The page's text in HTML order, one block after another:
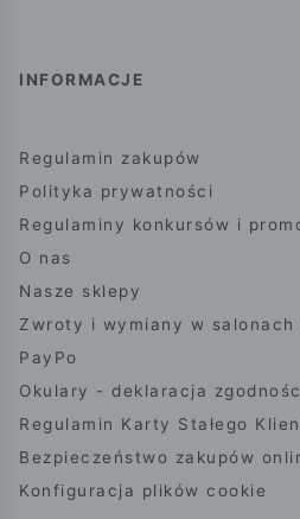
INFORMACJE
Regulamin zakupów
Polityka prywatności
Regulaminy konkursów i
O nas
Nasze sklepy
Zwroty i wymiany w
PayPo
Okulary - deklaracja
Regulamin Karty Stałego
Bezpieczeństwo zakupów
Konfiguracja plików cookie